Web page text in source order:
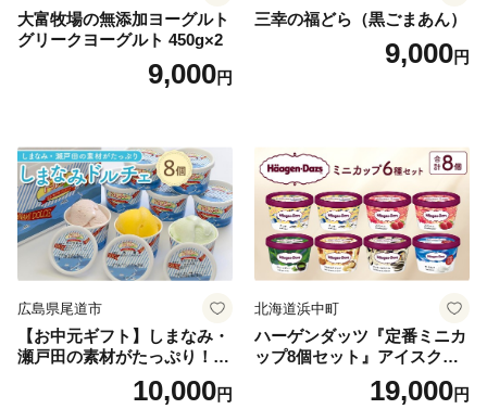
大富牧場の無添加ヨーグルト
グリークヨーグルト 450g×2
9,000円
三幸の福どら（黒ごまあん）
9,000円
広島県尾道市
【お中元ギフト】しまなみ・
瀬戸田の素材がたっぷり！ジ
10,000円
北海道浜中町
ハーゲンダッツ『定番ミニカ
ップ8個セット』アイスクリ
ーム アイス スイーツ デザー
19,000円